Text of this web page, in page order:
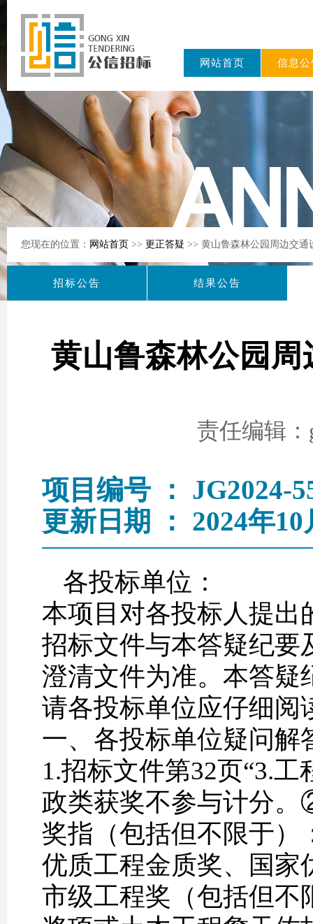
东公信招标
有限公司
网站首页 信息公
您现在的位置： 网站首页 >> 更正答疑 >> 黄山鲁森林公园周边交
招标公告 结果公告
黄山鲁森林公园
责任编辑
项目编号 ： JG2024-
更新日期 ： 2024年10
各投标单位：
本项目对各投标人提出
招标文件与本答疑纪要
澄清文件为准。本答疑
请各投标单位应仔细阅
一、各投标单位疑问解
1.招标文件第32页“3.
政类获奖不参与计分
奖指（包括但不限于）
优质工程金质奖、国家
市级工程奖（包括但不